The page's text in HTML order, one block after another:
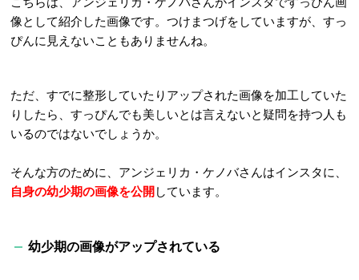
像として紹介した画像です。つけまつげをしていますが、すっ
ぴんに見えないこともありませんね。
ただ、すでに整形していたりアップされた画像を加工していた
りしたら、すっぴんでも美しいとは言えないと疑問を持つ人も
いるのではないでしょうか。
そんな方のために、アンジェリカ・ケノバさんはインスタに、
自身の幼少期の画像を公開しています。
幼少期の画像がアップされている